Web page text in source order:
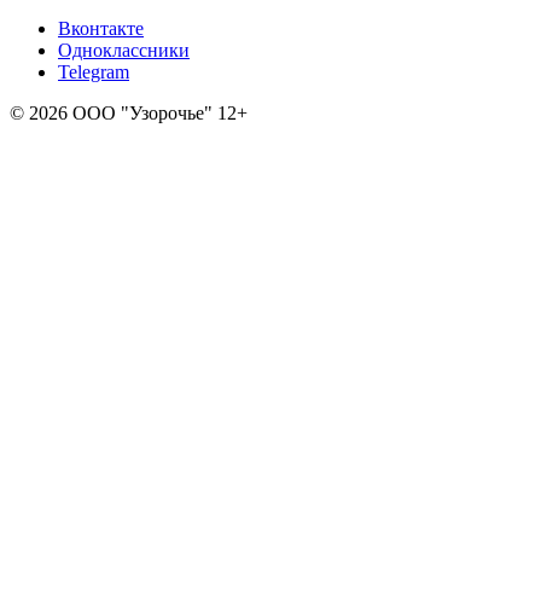
Вконтакте
Одноклассники
Telegram
© 2026 ООО "Узорочье" 12+